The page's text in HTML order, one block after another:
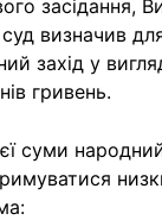
засідання,
визначив
захід у
гривень.
суми